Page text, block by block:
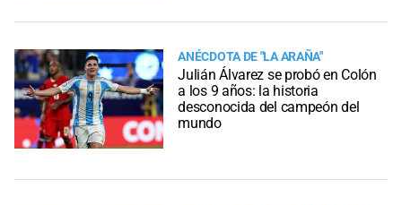
ANÉCDOTA DE "LA ARAÑA"
Julián Álvarez se probó en Colón
a los 9 años: la historia
desconocida del campeón del
mundo